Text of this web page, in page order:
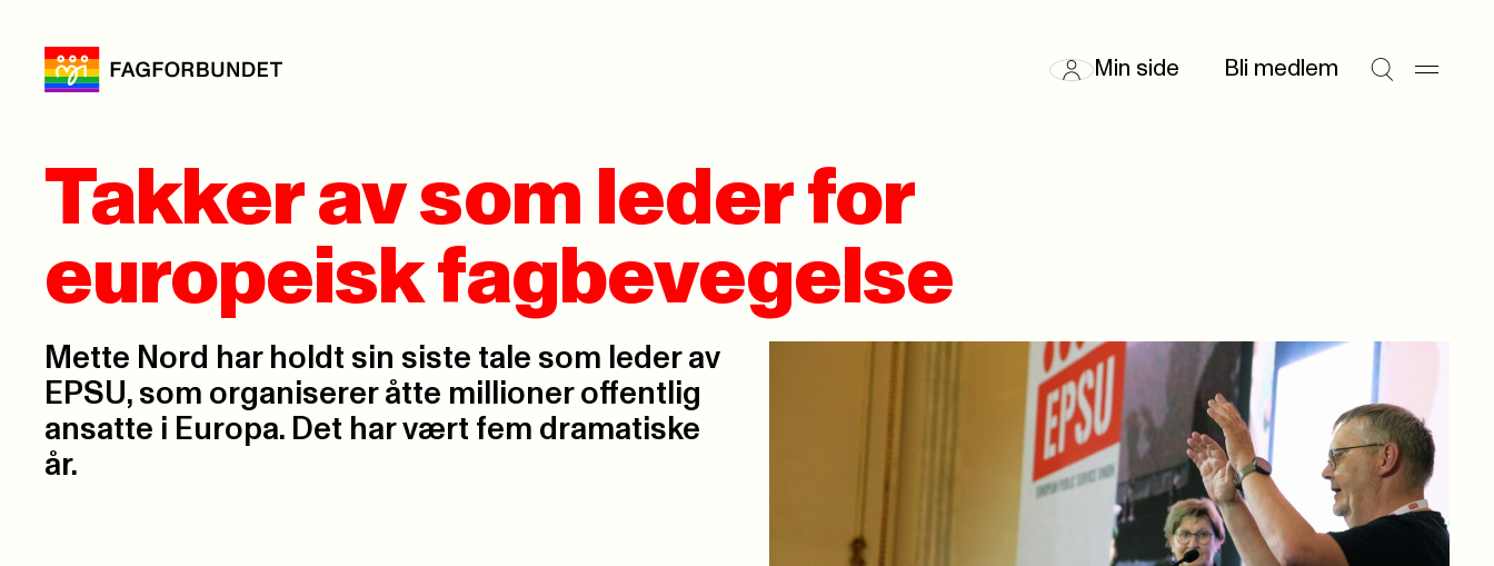
Min side Bli medlem
Takker av som leder for
europeisk fagbevegelse
Mette Nord har holdt sin siste tale som leder av
EPSU, som organiserer åtte millioner offentlig
ansatte i Europa. Det har vært fem dramatiske
år.